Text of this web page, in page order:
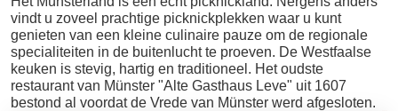
vindt u zoveel prachtige picknickplekken waar u kunt
genieten van een kleine culinaire pauze om de regionale
specialiteiten in de buitenlucht te proeven. De Westfaalse
keuken is stevig, hartig en traditioneel. Het oudste
restaurant van Münster "Alte Gasthaus Leve" uit 1607
bestond al voordat de Vrede van Münster werd afgesloten.